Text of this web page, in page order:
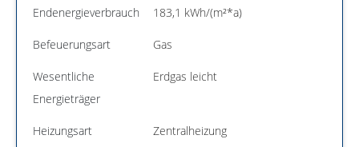
Endenergieverbrauch 183,1 kWh/(m²*a)
Befeuerungsart Gas
Wesentliche
Energieträger
Erdgas leicht
Heizungsart Zentralheizung